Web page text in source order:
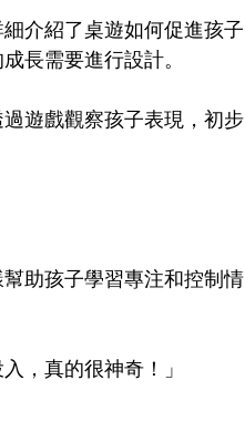
介紹了桌遊如何促進孩子
長需要進行設計。
遊戲觀察孩子表現，初步
助孩子學習專注和控制情
，真的很神奇！」